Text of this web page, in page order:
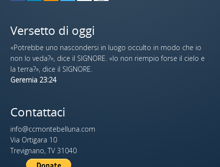
Versetto di oggi
«Potrebbe uno nascondersi in luogo occulto in modo che io
non lo veda?», dice il SIGNORE. «Io non riempio forse il cielo e
la terra?», dice il SIGNORE.
Geremia 23:24
Contattaci
info@ccmontebelluna.com
Via Ortigara 10
Trevignano, TV 31040